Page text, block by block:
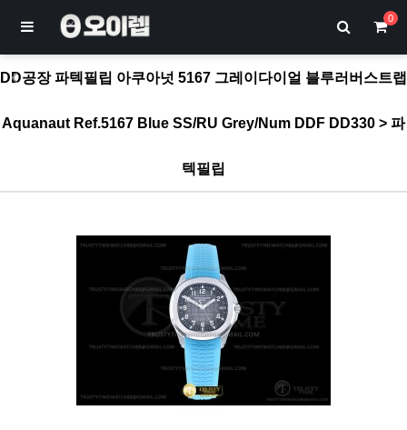
0
DD공장 파텍필립 아쿠아넛 5167 그레이다이얼 블루러버스트랩
Aquanaut Ref.5167 Blue SS/RU Grey/Num DDF DD330 > 파
텍필립